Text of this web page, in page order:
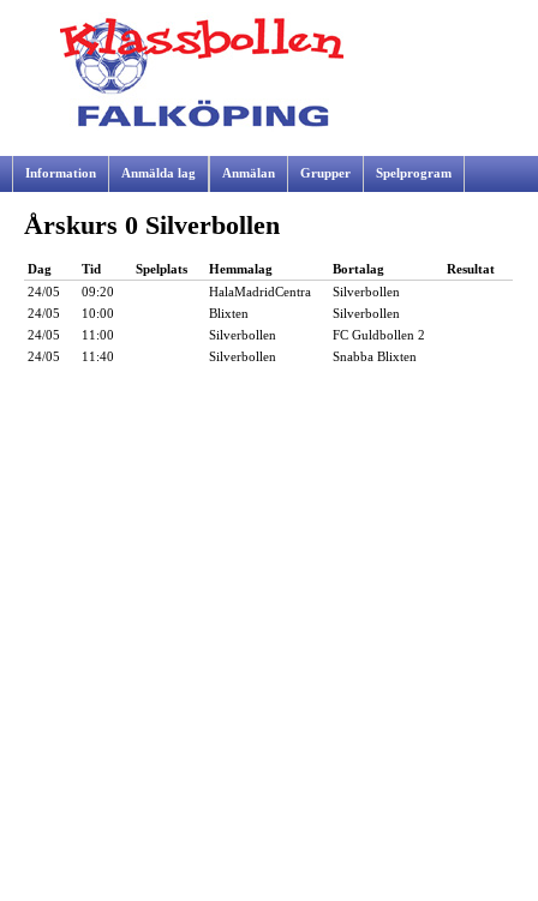
Information Anmälda lag Anmälan Grupper Spelprogram
Samarbetspartners
Årskurs 0 Silverbollen
Dag Tid Spelplats Hemmalag Bortalag
Resultat
24/05
09:20 HalaMadridCentra
Silverbollen
24/05
10:00 Blixten
Silverbollen
24/05
11:00 Silverbollen
FC Guldbollen 2
24/05
11:40 Silverbollen Snabba Blixten